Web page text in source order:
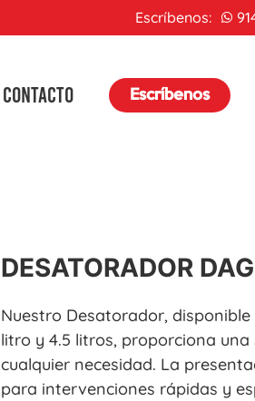
Escríbenos:
CONTACTO Escríbenos
DESATORADOR
Nuestro Desatorador, disponible
litro y 4.5 litros, proporciona
cualquier necesidad. La
para intervenciones rápidas y